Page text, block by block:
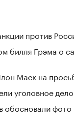
против
билля Грэма о
Маск на
уголовное дело
обосновали фото